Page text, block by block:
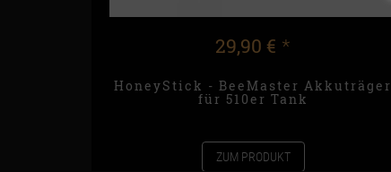
29,90 € *
HoneyStick - BeeMaster Akkuträger
für 510er Tank
ZUM PRODUKT